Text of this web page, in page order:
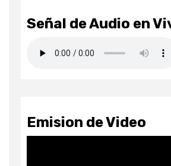
Señal de Audio en
Emision de Video